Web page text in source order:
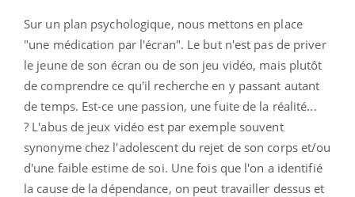
Sur un plan psychologique, nous mettons en place
"une médication par l'écran". Le but n'est pas de priver
le jeune de son écran ou de son jeu vidéo, mais plutôt
de comprendre ce qu'il recherche en y passant autant
de temps. Est-ce une passion, une fuite de la réalité...
? L'abus de jeux vidéo est par exemple souvent
synonyme chez l'adolescent du rejet de son corps et/ou
d'une faible estime de soi. Une fois que l'on a identifié
la cause de la dépendance, on peut travailler dessus et